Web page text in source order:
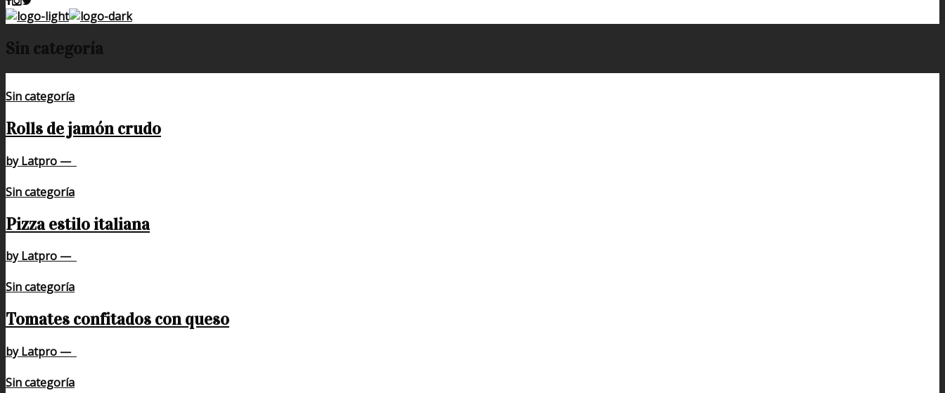
Sin categoría
Sin categoría
Rolls de jamón crudo
by Latpro —
Sin categoría
Pizza estilo italiana
by Latpro —
Sin categoría
Tomates confitados con queso
by Latpro —
Sin categoría